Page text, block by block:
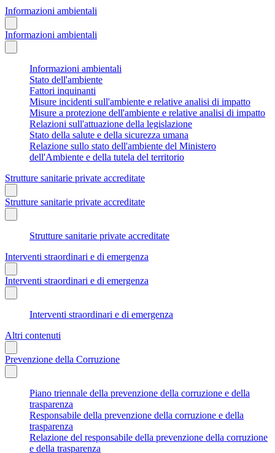
Informazioni ambientali
Informazioni ambientali
Informazioni ambientali
Stato dell'ambiente
Fattori inquinanti
Misure incidenti sull'ambiente e relative analisi di impatto
Misure a protezione dell'ambiente e relative analisi di impatto
Relazioni sull'attuazione della legislazione
Stato della salute e della sicurezza umana
Relazione sullo stato dell'ambiente del Ministero
dell'Ambiente e della tutela del territorio
Strutture sanitarie private accreditate
Strutture sanitarie private accreditate
Strutture sanitarie private accreditate
Interventi straordinari e di emergenza
Interventi straordinari e di emergenza
Interventi straordinari e di emergenza
Altri contenuti
Prevenzione della Corruzione
Piano triennale della prevenzione della corruzione e della
trasparenza
Responsabile della prevenzione della corruzione e della
trasparenza
Relazione del responsabile della prevenzione della corruzione
e della trasparenza